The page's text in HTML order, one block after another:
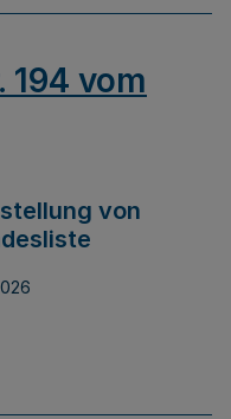
194 vom
von